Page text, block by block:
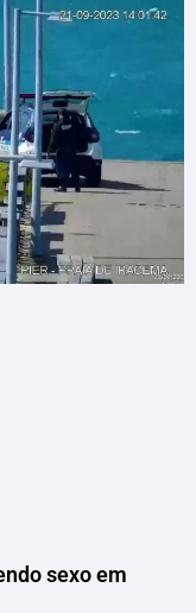
sexo em